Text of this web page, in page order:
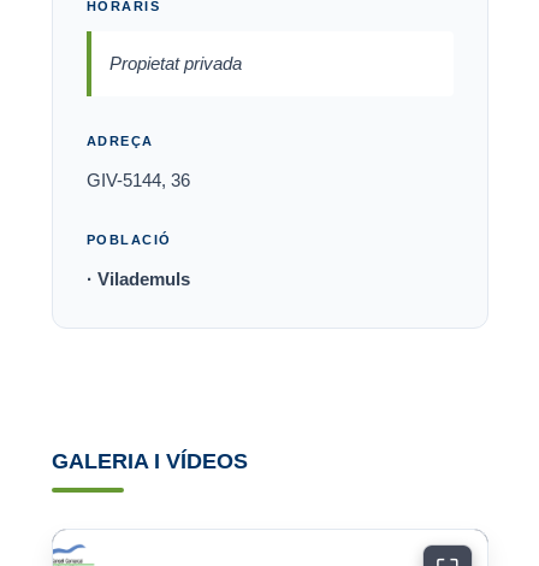
HORARIS
Propietat privada
ADREÇA
GIV-5144, 36
POBLACIÓ
· Vilademuls
GALERIA I VÍDEOS